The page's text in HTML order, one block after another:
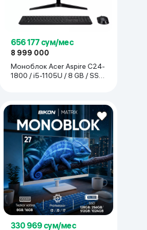
656 177 сум/мес
8 999 000
Моноблок Acer Aspire C24-
1800 / i5-1105U / 8 GB / SSD
330 969 сум/мес